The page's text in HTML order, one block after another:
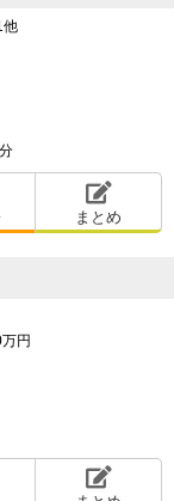
他
まとめ
円